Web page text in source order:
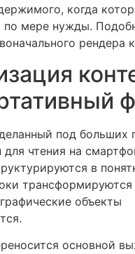
когда
по мере нужды.
рендера
под больших
для чтения на
в
объекты
основной